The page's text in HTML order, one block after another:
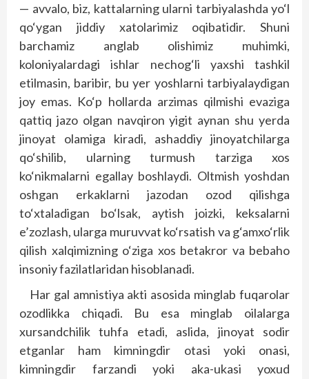
— avvalo, biz, kattalarning ularni tarbiyalashda yo‘l
qo‘ygan jiddiy xatolarimiz oqibatidir. Shuni
barchamiz anglab olishimiz muhimki,
koloniyalardagi ishlar nechog‘li yaxshi tashkil
etilmasin, baribir, bu yer yoshlarni tarbiyalaydigan
joy emas. Ko‘p hollarda arzimas qilmishi evaziga
qattiq jazo olgan navqiron yigit aynan shu yerda
jinoyat olamiga kiradi, ashaddiy jinoyatchilarga
qo‘shilib, ularning turmush tarziga xos
ko‘nikmalarni egallay boshlaydi. Oltmish yoshdan
oshgan erkaklarni jazodan ozod qilishga
to‘xtaladigan bo‘lsak, aytish joizki, keksalarni
e’zozlash, ularga muruvvat ko‘rsatish va g‘amxo‘rlik
qilish xalqimizning o‘ziga xos betakror va bebaho
insoniy fazilatlaridan hisoblanadi.
Har gal amnistiya akti asosida minglab fuqarolar
ozodlikka chiqadi. Bu esa minglab oilalarga
xursandchilik tuhfa etadi, aslida, jinoyat sodir
etganlar ham kimningdir otasi yoki onasi,
kimningdir farzandi yoki aka-ukasi yoxud